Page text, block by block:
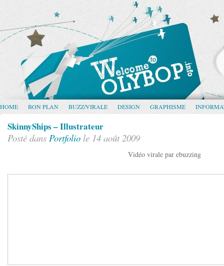
HOME BON PLAN BUZZ/VIRALE DESIGN GRAPHISME
SkinnyShips – Illustrateur
Posté dans Portfolio le 14 août 2009
Vidéo virale par ebuzzing